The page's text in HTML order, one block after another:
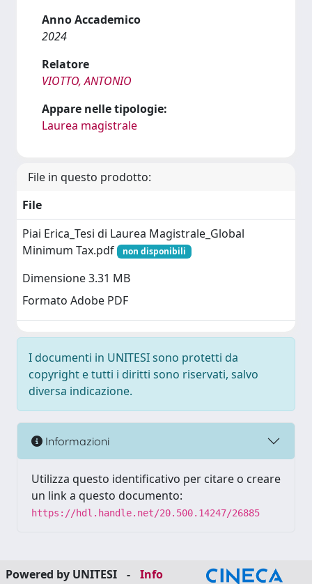
Anno Accademico
2024
Relatore
VIOTTO, ANTONIO
Appare nelle tipologie:
Laurea magistrale
File in questo prodotto:
File
Piai Erica_Tesi di Laurea Magistrale_Global
Minimum Tax.pdf
non disponibili
Dimensione 3.31 MB
Formato Adobe PDF
I documenti in UNITESI sono protetti da
copyright e tutti i diritti sono riservati, salvo
diversa indicazione.
Informazioni
Utilizza questo identificativo per citare o creare
un link a questo documento:
https://hdl.handle.net/20.500.14247/26885
Powered by UNITESI -
Info